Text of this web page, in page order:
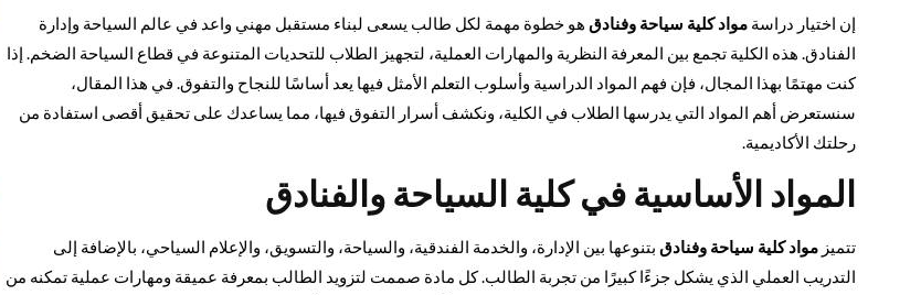
إن اختيار دراسة مواد كلية سياحة وفنادق هو خطوة مهمة لكل طالب يسعى لبناء مستقبل مهني واعد في عالم السياحة وإدارة
الفنادق. هذه الكلية تجمع بين المعرفة النظرية والمهارات العملية، لتجهيز الطلاب للتحديات المتنوعة في قطاع السياحة الضخم. إذا
كنت مهتمًا بهذا المجال، فإن فهم المواد الدراسية وأسلوب التعلم الأمثل فيها يعد أساسًا للنجاح والتفوق. في هذا المقال،
سنستعرض أهم المواد التي يدرسها الطلاب في الكلية، ونكشف أسرار التفوق فيها، مما يساعدك على تحقيق أقصى استفادة من
رحلتك الأكاديمية.
المواد الأساسية في كلية السياحة والفنادق
تتميز مواد كلية سياحة وفنادق بتنوعها بين الإدارة، والخدمة الفندقية، والسياحة، والتسويق، والإعلام السياحي، بالإضافة إلى
التدريب العملي الذي يشكل جزءًا كبيرًا من تجربة الطالب. كل مادة صممت لتزويد الطالب بمعرفة عميقة ومهارات عملية تمكنه من